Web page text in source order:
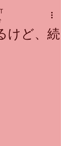
問 料金
けど、続